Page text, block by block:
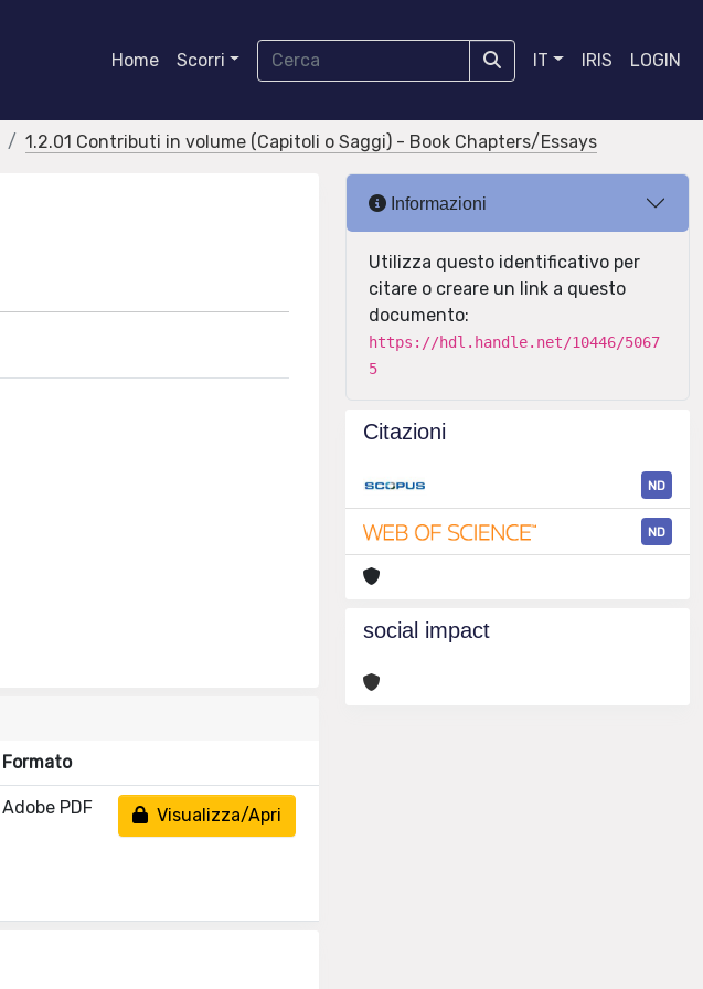
Home Scorri IT IRIS LOGIN
1.2.01 Contributi in volume (Capitoli o Saggi) - Book Chapters/Essays
Formato
Adobe PDF Visualizza/Apri
Informazioni
Utilizza questo identificativo per
citare o creare un link a questo
documento:
https://hdl.handle.net/10446/5067
5
Citazioni
ND
ND
social impact